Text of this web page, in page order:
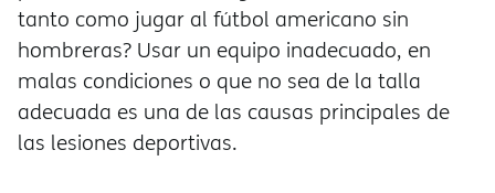
tanto como jugar al fútbol americano sin
hombreras? Usar un equipo inadecuado, en
malas condiciones o que no sea de la talla
adecuada es una de las causas principales de
las lesiones deportivas.